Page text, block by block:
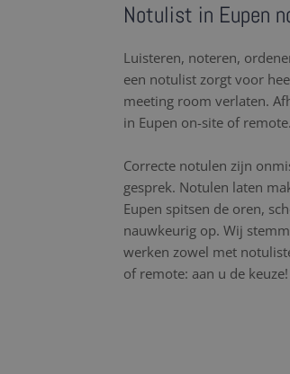
Notulist in Eupen
Luisteren, noteren,
een notulist zorgt voor
meeting room verlaten.
in Eupen on-site of remote.
Correcte notulen zijn
gesprek. Notulen laten
Eupen spitsen de oren,
nauwkeurig op. Wij
werken zowel met
of remote: aan u de keuze!